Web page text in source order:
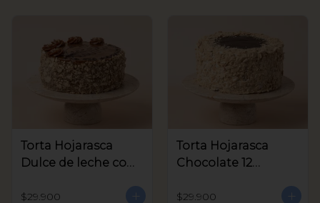
Torta Hojarasca
Dulce de leche con
aprox
$29.900
Torta Hojarasca
Chocolate 12
$29.900